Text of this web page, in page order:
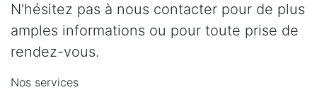
N'hésitez pas à nous contacter pour de plus
amples informations ou pour toute prise de
rendez-vous.
Nos services